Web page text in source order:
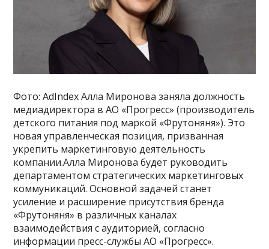
Фото: AdIndex Алла Миронова заняла должность
медиадиректора в АО «Прогресс» (производитель
детского питания под маркой «Фрутоняня»). Это
новая управленческая позиция, призванная
укрепить маркетинговую деятельность
компании.Алла Миронова будет руководить
департаментом стратегических маркетинговых
коммуникаций. Основной задачей станет
усиление и расширение присутствия бренда
«Фрутоняня» в различных каналах
взаимодействия с аудиторией, согласно
информации пресс-службы АО «Прогресс».